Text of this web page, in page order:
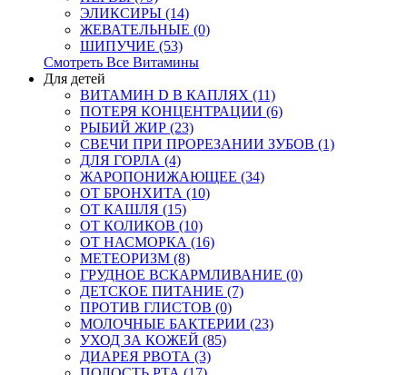
ЭЛИКСИРЫ (14)
ЖЕВАТЕЛЬНЫЕ (0)
ШИПУЧИЕ (53)
Смотреть Все Витамины
Для детей
ВИТАМИН D В КАПЛЯХ (11)
ПОТЕРЯ КОНЦЕНТРАЦИИ (6)
РЫБИЙ ЖИР (23)
СВЕЧИ ПРИ ПРОРЕЗАНИИ ЗУБОВ (1)
ДЛЯ ГОРЛА (4)
ЖАРОПОНИЖАЮЩЕЕ (34)
ОТ БРОНХИТА (10)
ОТ КАШЛЯ (15)
ОТ КОЛИКОВ (10)
ОТ НАСМОРКА (16)
МЕТЕОРИЗМ (8)
ГРУДНОЕ ВСКАРМЛИВАНИЕ (0)
ДЕТСКОЕ ПИТАНИЕ (7)
ПРОТИВ ГЛИСТОВ (0)
МОЛОЧНЫЕ БАКТЕРИИ (23)
УХОД ЗА КОЖЕЙ (85)
ДИАРЕЯ РВОТА (3)